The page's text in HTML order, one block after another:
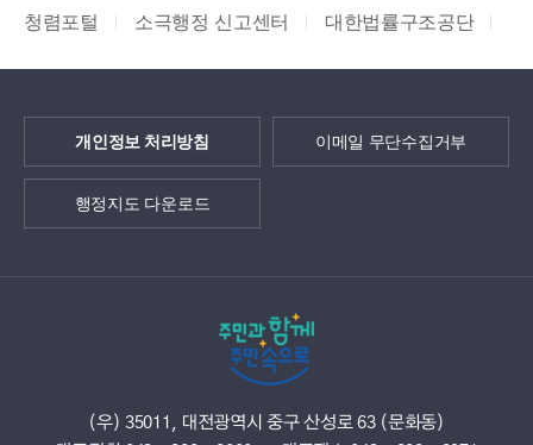
청렴포털 소극행정 신고센터 대한법률구조공단
개인정보 처리방침 이메일 무단수집거부
행정지도 다운로드
(우) 35011, 대전광역시 중구 산성로 63 (문화동)